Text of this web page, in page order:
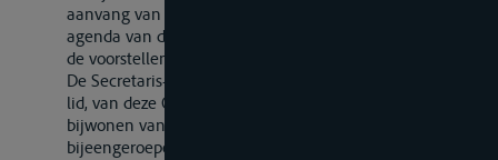
aanvang van de conferentie in kennis van de voorlopige
agenda van de conferentie, alsmede van de inhoud van
de voorstellen.
De Secretaris-Generaal nodigt alle in artikel 10, eerste
lid, van deze Overeenkomst bedoelde landen uit tot het
bijwonen van de overeenkomstig dit artikel
bijeengeroepen conferenties.